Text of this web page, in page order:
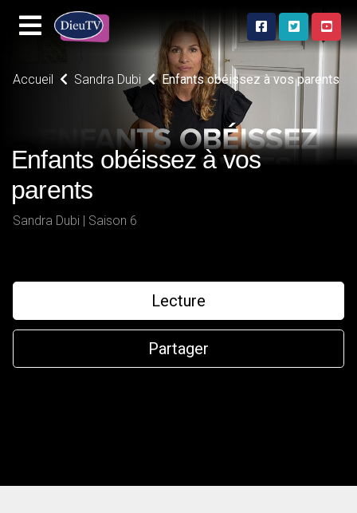
Accueil Sandra Dubi Enfants obéissez à vos parents
Enfants obéissez à vos
parents
Sandra Dubi | Saison 6
Lecture
Partager